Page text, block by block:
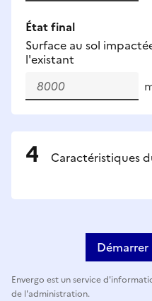
État final
Surface au sol
l'existant
Caractéristiques
Envergo est un service
de l'administration.